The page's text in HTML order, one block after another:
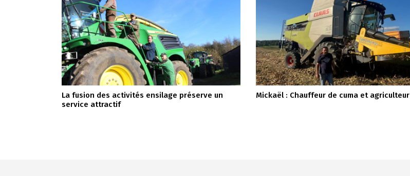
La fusion des activités ensilage préserve un
service attractif
Mickaël : Chauffeur de cuma et agriculteur